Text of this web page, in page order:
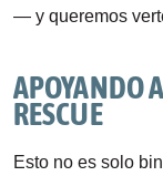
— y queremos
APOYANDO
RESCUE
Esto no es solo